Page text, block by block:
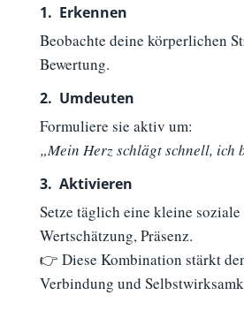
1. Erkennen
Beobachte deine körperlichen
Bewertung.
2. Umdeuten
Formuliere sie aktiv um:
„Mein Herz schlägt schnell, ich
3. Aktivieren
Setze täglich eine kleine soziale
Wertschätzung, Präsenz.
👉 Diese Kombination stärkt
Verbindung und